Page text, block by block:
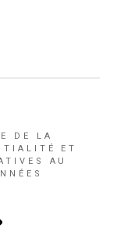
DE LA
ET
AU